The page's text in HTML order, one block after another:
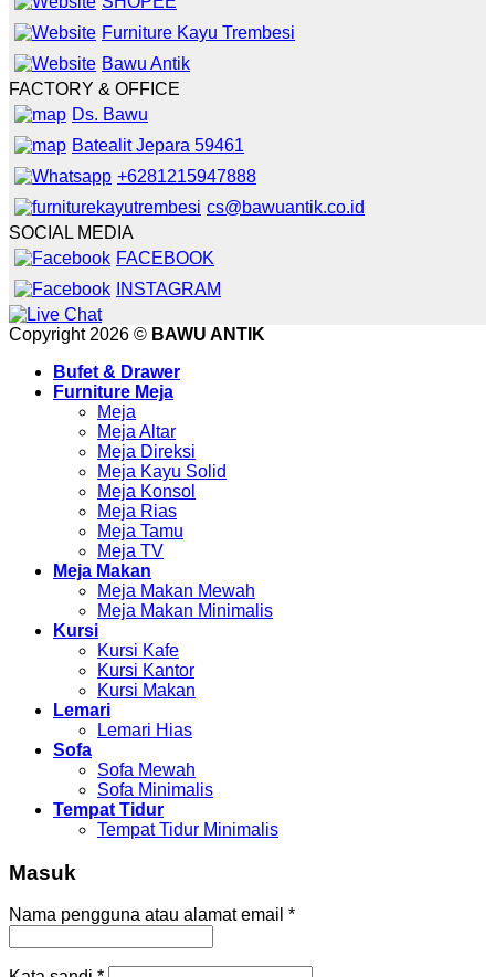
Furniture Kayu Trembesi
Bawu Antik
FACTORY & OFFICE
Ds. Bawu
Batealit Jepara 59461
+6281215947888
cs@bawuantik.co.id
SOCIAL MEDIA
FACEBOOK
INSTAGRAM
Copyright 2026 © BAWU ANTIK
Bufet & Drawer
Furniture Meja
Meja
Meja Altar
Meja Direksi
Meja Kayu Solid
Meja Konsol
Meja Rias
Meja Tamu
Meja TV
Meja Makan
Meja Makan Mewah
Meja Makan Minimalis
Kursi
Kursi Kafe
Kursi Kantor
Kursi Makan
Lemari
Lemari Hias
Sofa
Sofa Mewah
Sofa Minimalis
Tempat Tidur
Tempat Tidur Minimalis
Masuk
Nama pengguna atau alamat email *